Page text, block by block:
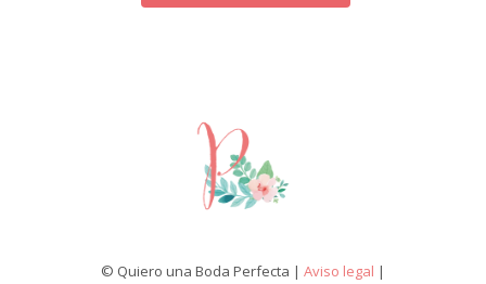
© Quiero una Boda Perfecta | Aviso legal |